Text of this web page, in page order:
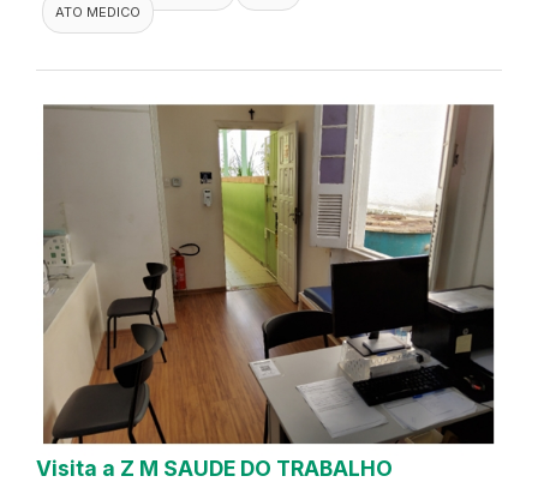
ATO MEDICO
Visita a Z M SAUDE DO TRABALHO